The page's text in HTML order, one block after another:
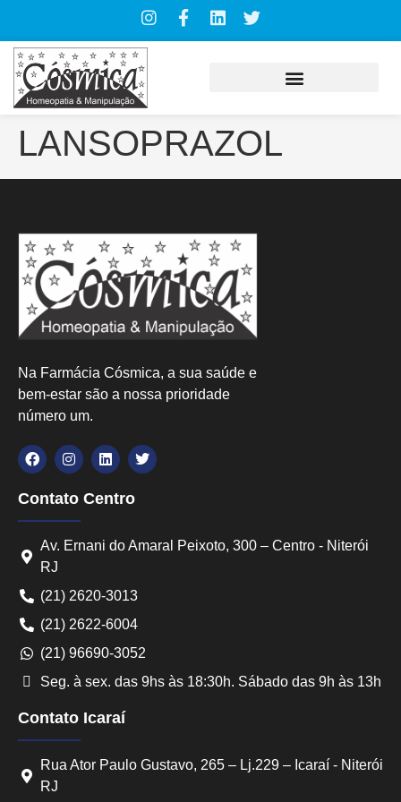
LANSOPRAZOL
Na Farmácia Cósmica, a sua saúde e
bem-estar são a nossa prioridade
número um.
Contato Centro
Av. Ernani do Amaral Peixoto, 300 – Centro - Niterói
RJ
(21) 2620-3013
(21) 2622-6004
(21) 96690-3052
Seg. à sex. das 9hs às 18:30h. Sábado das 9h às 13h
Contato Icaraí
Rua Ator Paulo Gustavo, 265 – Lj.229 – Icaraí - Niterói
RJ